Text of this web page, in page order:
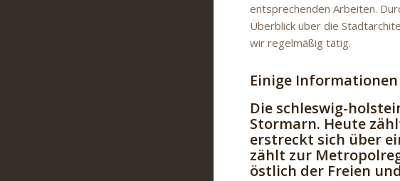
entsprechenden Arbeiten.
Überblick über die
wir regelmäßig tätig.
Einige
Die schleswig-
Stormarn. Heute
erstreckt sich über
zählt zur
östlich der Freien